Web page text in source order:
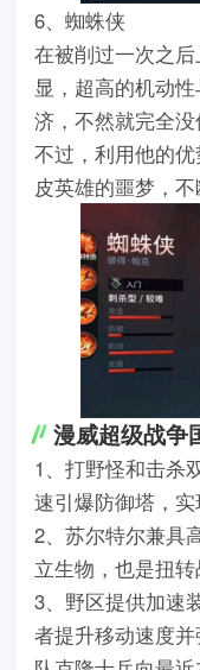
6、蜘蛛侠
在被削过一次之
显，超高的机动
济，不然就完全
不过，利用他的
皮英雄的噩梦，
漫威超级战争
1、打野怪和击杀
速引爆防御塔，实
2、苏尔特尔兼具
立生物，也是扭转
3、野区提供加速
者提升移动速度